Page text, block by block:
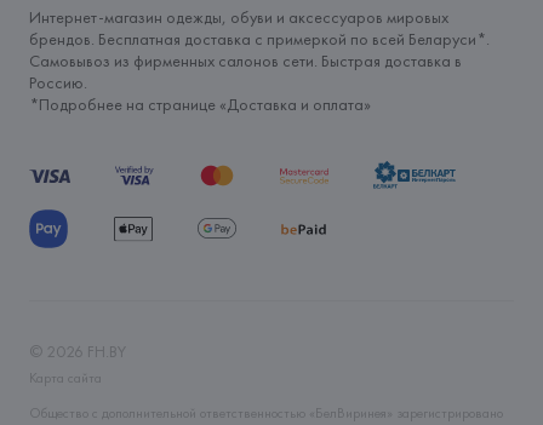
Интернет-магазин одежды, обуви и аксессуаров мировых
брендов. Бесплатная доставка с примеркой по всей Беларуси*.
Самовывоз из фирменных салонов сети. Быстрая доставка в
Россию.
*Подробнее на странице «Доставка и оплата»
© 2026 FH.BY
Карта сайта
Общество с дополнительной ответственностью «БелВиринея» зарегистрировано